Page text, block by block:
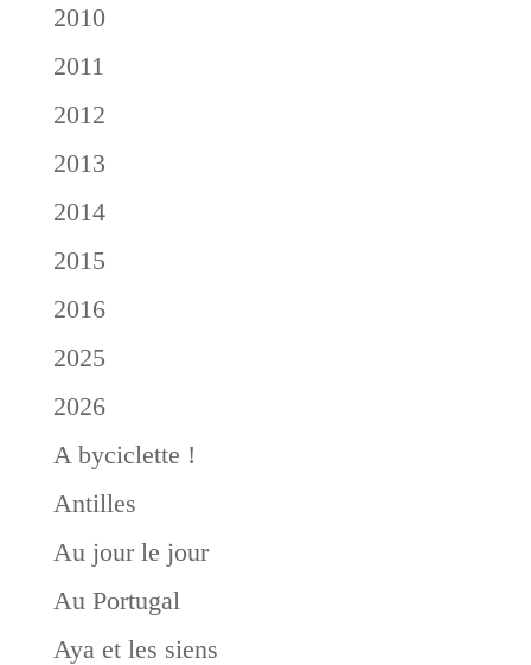
2010
2011
2012
2013
2014
2015
2016
2025
2026
A byciclette !
Antilles
Au jour le jour
Au Portugal
Aya et les siens